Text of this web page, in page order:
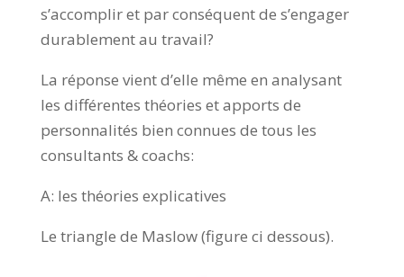
s’accomplir et par conséquent de s’engager
durablement au travail?
La réponse vient d’elle même en analysant
les différentes théories et apports de
personnalités bien connues de tous les
consultants & coachs:
A: les théories explicatives
Le triangle de Maslow (figure ci dessous).